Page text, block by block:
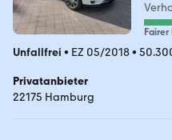
Fairer
Unfallfrei • EZ 05/2018•
Privatanbieter
22175 Hamburg